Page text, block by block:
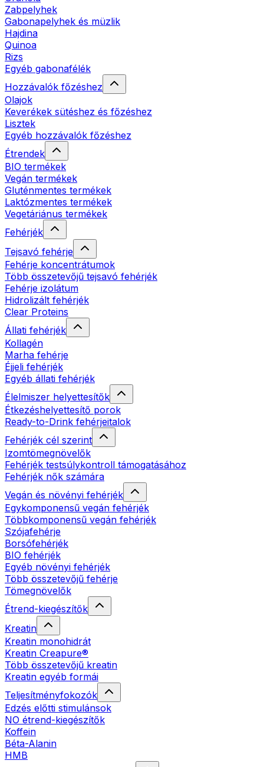
Zabpelyhek
Gabonapelyhek és müzlik
Hajdina
Quinoa
Rizs
Egyéb gabonafélék
Hozzávalók főzéshez
Olajok
Keverékek sütéshez és főzéshez
Lisztek
Egyéb hozzávalók főzéshez
Étrendek
BIO termékek
Vegán termékek
Gluténmentes termékek
Laktózmentes termékek
Vegetáriánus termékek
Fehérjék
Tejsavó fehérje
Fehérje koncentrátumok
Több összetevőjű tejsavó fehérjék
Fehérje izolátum
Hidrolizált fehérjék
Clear Proteins
Állati fehérjék
Kollagén
Marha fehérje
Éjjeli fehérjék
Egyéb állati fehérjék
Élelmiszer helyettesítők
Étkezéshelyettesítő porok
Ready-to-Drink fehérjeitalok
Fehérjék cél szerint
Izomtömegnövelők
Fehérjék testsúlykontroll támogatásához
Fehérjék nők számára
Vegán és növényi fehérjék
Egykomponensű vegán fehérjék
Többkomponensű vegán fehérjék
Szójafehérje
Borsófehérjék
BIO fehérjék
Egyéb növényi fehérjék
Több összetevőjű fehérje
Tömegnövelők
Étrend-kiegészítők
Kreatin
Kreatin monohidrát
Kreatin Creapure®
Több összetevőjű kreatin
Kreatin egyéb formái
Teljesítményfokozók
Edzés előtti stimulánsok
NO étrend-kiegészítők
Koffein
Béta-Alanin
HMB